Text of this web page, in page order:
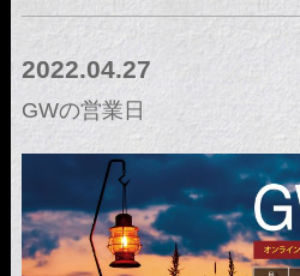
2022.04.27
GWの営業日